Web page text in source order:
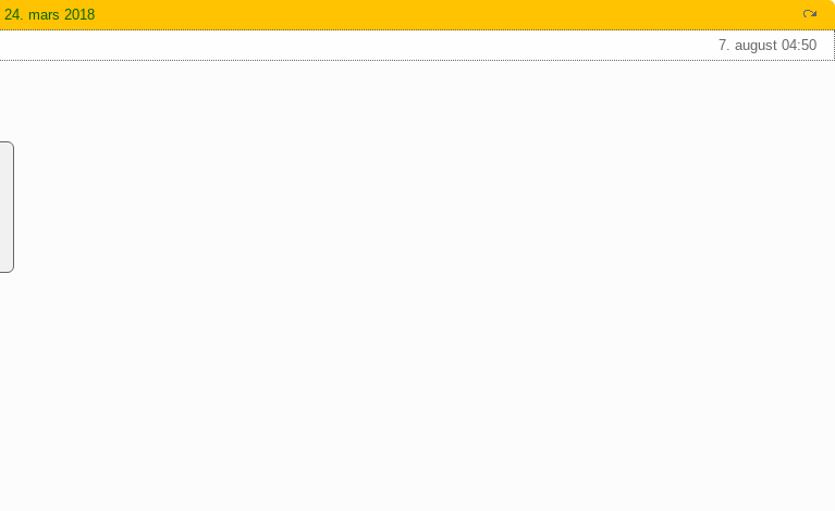
24. mars 2018
7. august 04:50